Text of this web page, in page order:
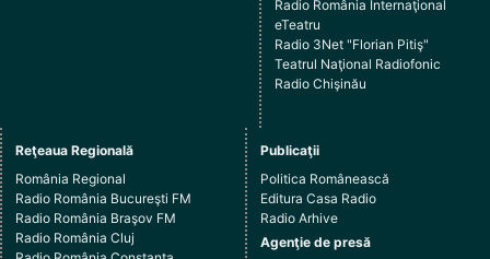
Radio România Internaţional
eTeatru
Radio 3Net "Florian Pitiş"
Teatrul Naţional Radiofonic
Radio Chişinău
Reţeaua Regională
România Regional
Radio România Bucureşti FM
Radio România Braşov FM
Radio România Cluj
Publicaţii
Politica Românească
Editura Casa Radio
Radio Arhive
Agenţie de presă